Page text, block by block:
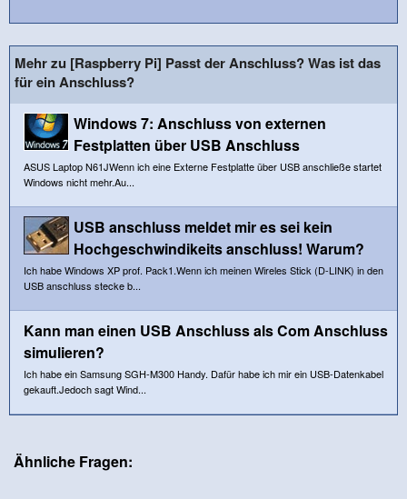
Mehr zu [Raspberry Pi] Passt der Anschluss? Was ist das
für ein Anschluss?
Windows 7: Anschluss von externen
Festplatten über USB Anschluss
ASUS Laptop N61JWenn ich eine Externe Festplatte über USB anschließe startet
Windows nicht mehr.Au...
USB anschluss meldet mir es sei kein
Hochgeschwindikeits anschluss! Warum?
Ich habe Windows XP prof. Pack1.Wenn ich meinen Wireles Stick (D-LINK) in den
USB anschluss stecke b...
Kann man einen USB Anschluss als Com Anschluss
simulieren?
Ich habe ein Samsung SGH-M300 Handy. Dafür habe ich mir ein USB-Datenkabel
gekauft.Jedoch sagt Wind...
Ähnliche Fragen: